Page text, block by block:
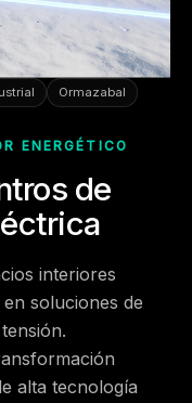
Ormazabal
ENERGÉTICO
de
interiores
soluciones de
alta tecnología